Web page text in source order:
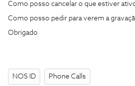
Como posso cancelar o que estiver
Como posso pedir para verem a
Obrigado
NOS ID Phone Calls